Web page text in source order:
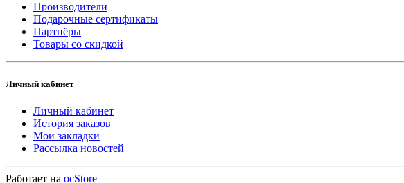
Производители
Подарочные сертификаты
Партнёры
Товары со скидкой
Личный кабинет
Личный кабинет
История заказов
Мои закладки
Рассылка новостей
Работает на ocStore